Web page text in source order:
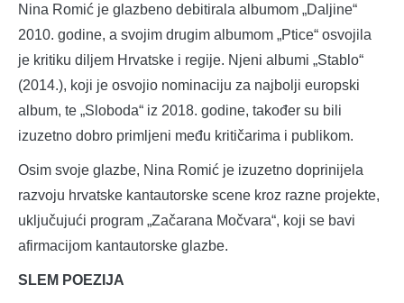
Nina Romić je glazbeno debitirala albumom „Daljine“
2010. godine, a svojim drugim albumom „Ptice“ osvojila
je kritiku diljem Hrvatske i regije. Njeni albumi „Stablo“
(2014.), koji je osvojio nominaciju za najbolji europski
album, te „Sloboda“ iz 2018. godine, također su bili
izuzetno dobro primljeni među kritičarima i publikom.
Osim svoje glazbe, Nina Romić je izuzetno doprinijela
razvoju hrvatske kantautorske scene kroz razne projekte,
uključujući program „Začarana Močvara“, koji se bavi
afirmacijom kantautorske glazbe.
SLEM POEZIJA